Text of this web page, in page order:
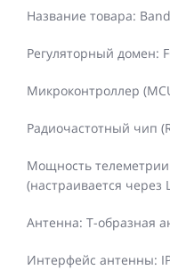
Название товара:
Регуляторный домен:
Микроконтроллер
Радиочастотный чип
Мощность телеметрии
(настраивается через
Антенна: Т-образная
Интерфейс антенны: